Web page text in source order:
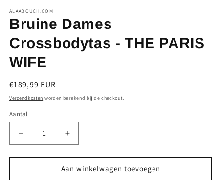
ALAABOUCH.COM
Bruine Dames
Crossbodytas - THE PARIS
WIFE
Normale
prijs
€189,99 EUR
Verzendkosten worden berekend bij de checkout.
Aantal
Aantal
verlagen
voor
Dames
Aantal
verhogen
voor
Bruine
Dames
Aan winkelwagen toevoegen